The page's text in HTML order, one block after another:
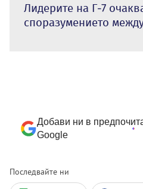
Лидерите на Г-7
споразумението
Добави ни в
Google
Последвайте ни